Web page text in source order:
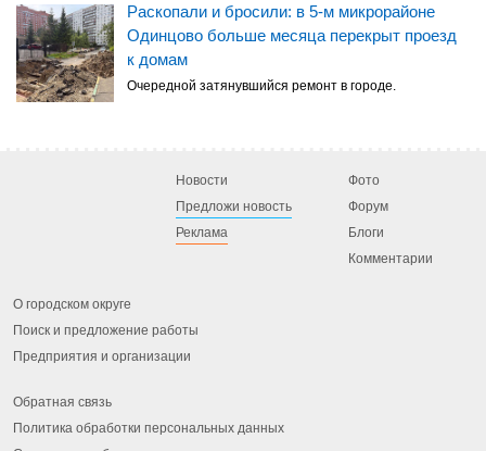
Раскопали и бросили: в 5-м микрорайоне
Одинцово больше месяца перекрыт проезд
к домам
Очередной затянувшийся ремонт в городе.
Новости
Предложи новость
Реклама
Фото
Форум
Блоги
Комментарии
О городском округе
Поиск и предложение работы
Предприятия и организации
Обратная связь
Политика обработки персональных данных